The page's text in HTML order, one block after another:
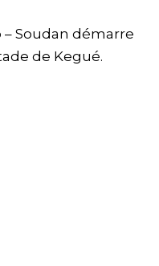
Soudan démarre
de Kegué.